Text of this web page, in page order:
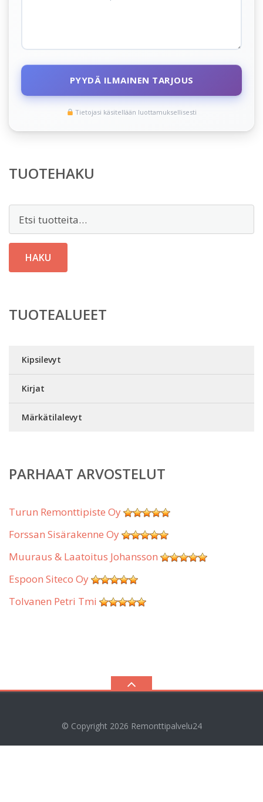
PYYDÄ ILMAINEN TARJOUS
Tietojasi käsitellään luottamuksellisesti
TUOTEHAKU
HAKU
TUOTEALUEET
Kipsilevyt
Kirjat
Märkätilalevyt
PARHAAT ARVOSTELUT
Turun Remonttipiste Oy
Forssan Sisärakenne Oy
Muuraus & Laatoitus Johansson
Espoon Siteco Oy
Tolvanen Petri Tmi
© Copyright 2026 Remonttipalvelu24